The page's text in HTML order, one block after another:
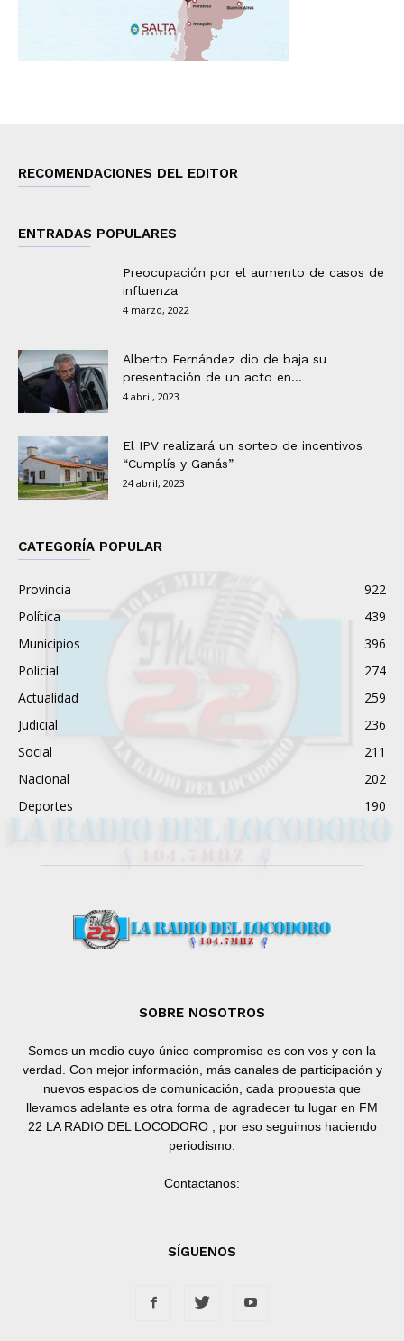
RECOMENDACIONES DEL EDITOR
ENTRADAS POPULARES
Preocupación por el aumento de casos de
influenza
4 marzo, 2022
Alberto Fernández dio de baja su
presentación de un acto en...
4 abril, 2023
El IPV realizará un sorteo de incentivos
“Cumplís y Ganás”
24 abril, 2023
CATEGORÍA POPULAR
Provincia
922
Política
439
Municipios
396
Policial
274
Actualidad
259
Judicial
236
Social
211
Nacional
202
Deportes
190
SOBRE NOSOTROS
Somos un medio cuyo único compromiso es con vos y con la
verdad. Con mejor información, más canales de participación y
nuevos espacios de comunicación, cada propuesta que
llevamos adelante es otra forma de agradecer tu lugar en FM
22 LA RADIO DEL LOCODORO , por eso seguimos haciendo
periodismo.
Contactanos:
SÍGUENOS